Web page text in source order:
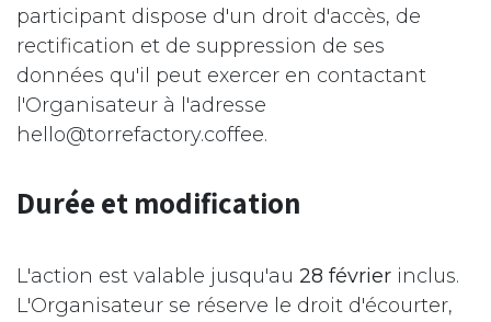
participant dispose d'un droit d'accès, de
rectification et de suppression de ses
données qu'il peut exercer en contactant
l'Organisateur à l'adresse
hello@torrefactory.coffee.
Durée et modification
L'action est valable jusqu'au 28 février inclus.
L'Organisateur se réserve le droit d'écourter,